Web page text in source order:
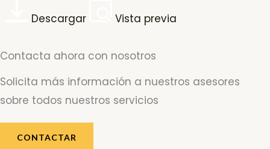
Descargar
Vista previa
Contacta ahora con nosotros
Solicita más información a nuestros asesores
sobre todos nuestros servicios
CONTACTAR